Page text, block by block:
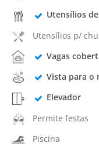
Utensílios
Utensílios p/
Vagas
Vista para o
Elevador
Permite festas
Piscina